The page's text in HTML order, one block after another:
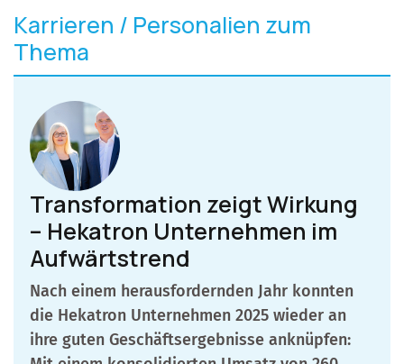
Karrieren / Personalien zum
Thema
Transformation zeigt Wirkung
– Hekatron Unternehmen im
Aufwärtstrend
Nach einem herausfordernden Jahr konnten
die Hekatron Unternehmen 2025 wieder an
ihre guten Geschäftsergebnisse anknüpfen: